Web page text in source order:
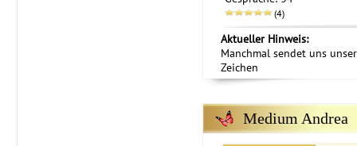
(4)
Aktueller Hinweis:
Manchmal sendet uns
Zeichen
Medium Andrea